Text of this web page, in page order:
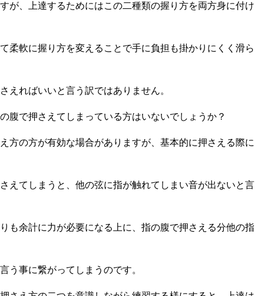
が、上達するためにはこの二種類の握り方を両方身に付け
柔軟に握り方を変えることで手に負担も掛かりにくく滑ら
えればいいと言う訳ではありません。
腹で押さえてしまっている方はいないでしょうか？
方の方が有効な場合がありますが、基本的に押さえる際に
えてしまうと、他の弦に指が触れてしまい音が出ないと言
も余計に力が必要になる上に、指の腹で押さえる分他の指
う事に繋がってしまうのです。